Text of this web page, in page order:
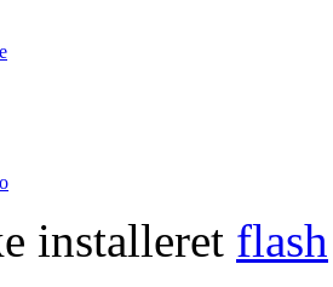
installeret flash